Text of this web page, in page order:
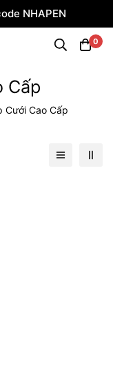
NHAPEN
0
Cấp
Cưới Cao Cấp